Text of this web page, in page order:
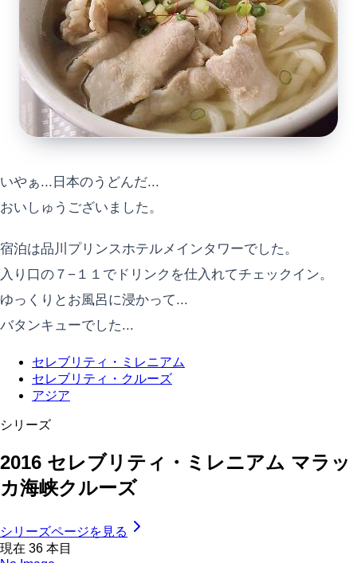
いやぁ...日本のうどんだ...
おいしゅうございました。
宿泊は品川プリンスホテルメインタワーでした。
入り口の７−１１でドリンクを仕入れてチェックイン。
ゆっくりとお風呂に浸かって...
バタンキューでした...
セレブリティ・ミレニアム
セレブリティ・クルーズ
アジア
シリーズ
2016 セレブリティ・ミレニアム マラッ
カ海峡クルーズ
シリーズページを見る
現在 36 本目